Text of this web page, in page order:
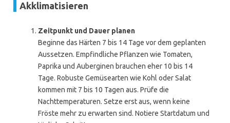
Akklimatisieren
Zeitpunkt und Dauer planen
Beginne das Härten 7 bis 14 Tage vor dem geplanten
Aussetzen. Empfindliche Pflanzen wie Tomaten,
Paprika und Auberginen brauchen eher 10 bis 14
Tage. Robuste Gemüsearten wie Kohl oder Salat
kommen mit 7 bis 10 Tagen aus. Prüfe die
Nachttemperaturen. Setze erst aus, wenn keine
Fröste mehr zu erwarten sind. Notiere Startdatum und